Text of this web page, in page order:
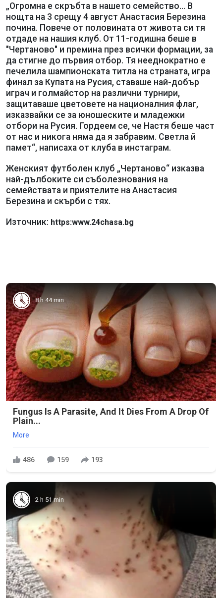
„Огромна е скръбта в нашето семейство... В
нощта на 3 срещу 4 август Анастасия Березина
почина. Повече от половината от живота си тя
отдаде на нашия клуб. От 11-годишна беше в
"Чертаново" и премина през всички формации, за
да стигне до първия отбор. Тя нееднократно е
печелила шампионската титла на страната, игра
финал за Купата на Русия, ставаше най-добър
играч и голмайстор на различни турнири,
защитаваше цветовете на националния флаг,
изказвайки се за юношеските и младежки
отбори на Русия. Гордеем се, че Настя беше част
от нас и никога няма да я забравим. Светла й
памет“, написаха от клуба в инстаграм.
Женският футболен клуб „Чертаново“ изказва
най-дълбоките си съболезнования на
семействата и приятелите на Анастасия
Березина и скърби с тях.
Източник: https:www.24chasa.bg
8 h 44 min
Fungus Is A Parasite, And It Dies From A Drop Of
Plain...
More
486 159 193
2 h 51 min